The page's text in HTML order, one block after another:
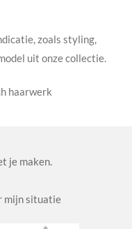
zoals styling,
uit onze collectie.
haarwerk
je maken.
mijn situatie